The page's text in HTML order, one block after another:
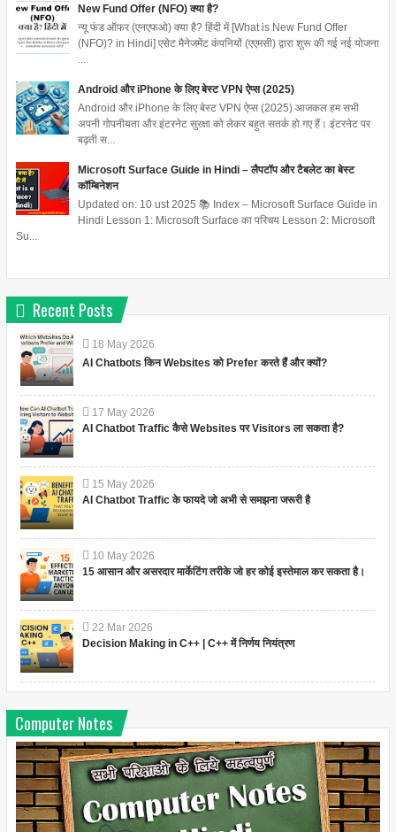
New Fund Offer (NFO) क्या है?
न्यू फंड ऑफर (एनएफओ) क्या है? हिंदी में [What is New Fund Offer
(NFO)? in Hindi] एसेट मैनेजमेंट कंपनियों (एएमसी) द्वारा शुरू की गई नई योजना
Android और iPhone के लिए बेस्ट VPN ऐप्स (2025)
Android और iPhone के लिए बेस्ट VPN ऐप्स (2025) आजकल हम सभी
अपनी गोपनीयता और इंटरनेट सुरक्षा को लेकर बहुत सतर्क हो गए हैं। इंटरनेट पर
बढ़ती स...
Microsoft Surface Guide in Hindi – लैपटॉप और टैबलेट का बेस्ट
कॉम्बिनेशन
Updated on: 10 ust 2025 📚 Index – Microsoft Surface Guide in
Hindi Lesson 1: Microsoft Surface का परिचय Lesson 2: Microsoft
Su...
Recent Posts
18 May 2026
AI Chatbots किन Websites को Prefer करते हैं और क्यों?
17 May 2026
AI Chatbot Traffic कैसे Websites पर Visitors ला सकता है?
15 May 2026
AI Chatbot Traffic के फायदे जो अभी से समझना जरूरी है
10 May 2026
15 आसान और असरदार मार्केटिंग तरीके जो हर कोई इस्तेमाल कर सकता है।
22 Mar 2026
Decision Making in C++ | C++ में निर्णय नियंत्रण
Computer Notes